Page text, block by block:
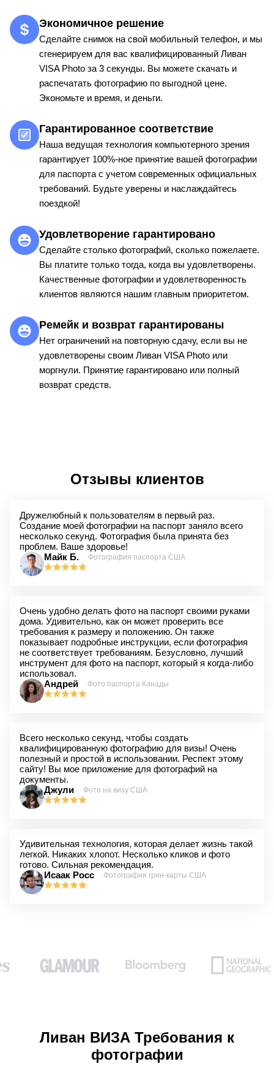
Экономичное решение
Сделайте снимок на свой мобильный телефон, и мы
сгенерируем для вас квалифицированный Ливан
VISA Photo за 3 секунды. Вы можете скачать и
распечатать фотографию по выгодной цене.
Экономьте и время, и деньги.
Гарантированное соответствие
Наша ведущая технология компьютерного зрения
гарантирует 100%-ное принятие вашей фотографии
для паспорта с учетом современных официальных
требований. Будьте уверены и наслаждайтесь
поездкой!
Удовлетворение гарантировано
Сделайте столько фотографий, сколько пожелаете.
Вы платите только тогда, когда вы удовлетворены.
Качественные фотографии и удовлетворенность
клиентов являются нашим главным приоритетом.
Ремейк и возврат гарантированы
Нет ограничений на повторную сдачу, если вы не
удовлетворены своим Ливан VISA Photo или
моргнули. Принятие гарантировано или полный
возврат средств.
Отзывы клиентов
Дружелюбный к пользователям в первый раз.
Создание моей фотографии на паспорт заняло всего
несколько секунд. Фотография была принята без
проблем. Ваше здоровье!
Майк Б.
Фотография паспорта США
Очень удобно делать фото на паспорт своими руками
дома. Удивительно, как он может проверить все
требования к размеру и положению. Он также
показывает подробные инструкции, если фотография
не соответствует требованиям. Безусловно, лучший
инструмент для фото на паспорт, который я когда-либо
использовал.
Андрей
Фото паспорта Канады
Всего несколько секунд, чтобы создать
квалифицированную фотографию для визы! Очень
полезный и простой в использовании. Респект этому
сайту! Вы мое приложение для фотографий на
документы.
Джули
Фото на визу США
Удивительная технология, которая делает жизнь такой
легкой. Никаких хлопот. Несколько кликов и фото
готово. Сильная рекомендация.
Исаак Росс
Фотография грин-карты США
Ливан ВИЗА Требования к
фотографии